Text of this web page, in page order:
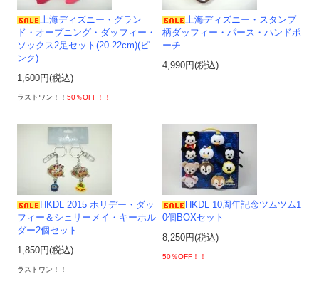
上海ディズニー・グラン
ド・オープニング・ダッフィー・
ソックス2足セット(20-22cm)(ピ
ンク)
1,600円(税込)
ラストワン！！50％OFF！！
上海ディズニー・スタンプ
柄ダッフィー・パース・ハンドポ
ーチ
4,990円(税込)
HKDL 2015 ホリデー・ダッ
フィー＆シェリーメイ・キーホル
ダー2個セット
1,850円(税込)
ラストワン！！
HKDL 10周年記念ツムツム1
0個BOXセット
8,250円(税込)
50％OFF！！